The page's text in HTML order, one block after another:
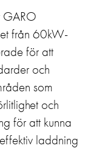
GARO
från 60kW-
för att
och
som
och
för att kunna
laddning